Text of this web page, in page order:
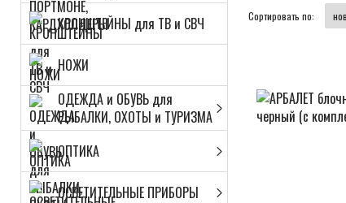
КРОНШТЕЙНЫ для ТВ и СВЧ
НОЖИ
ОДЕЖДА и ОБУВЬ для
РЫБАЛКИ, ОХОТЫ и ТУРИЗМА
ОПТИКА
ОСВЕТИТЕЛЬНЫЕ ПРИБОРЫ
Сортировать по: